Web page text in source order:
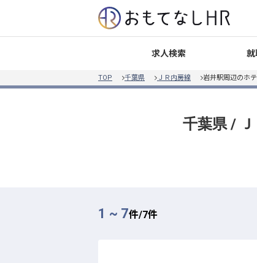
求人検索 就
TOP 千葉県 ＪＲ内房線 岩井駅周辺のホ
千葉県 /
1 ~ 7件/7件